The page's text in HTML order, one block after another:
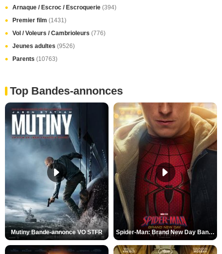
Arnaque / Escroc / Escroquerie (394)
Premier film (1431)
Vol / Voleurs / Cambrioleurs (776)
Jeunes adultes (9526)
Parents (10763)
Top Bandes-annonces
Mutiny Bande-annonce VO STFR Spider-Man: Brand New Day Bande-annonce VO STFR